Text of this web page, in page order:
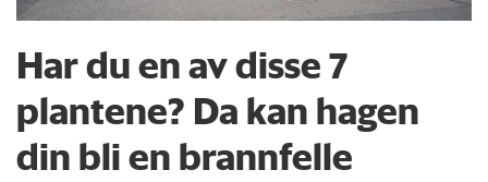
Har du en av disse 7
plantene? Da kan hagen
din bli en brannfelle